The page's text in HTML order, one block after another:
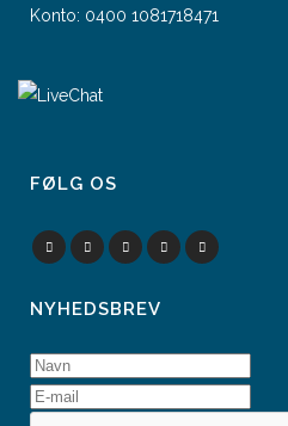
Konto: 0400 1081718471
FØLG OS
NYHEDSBREV